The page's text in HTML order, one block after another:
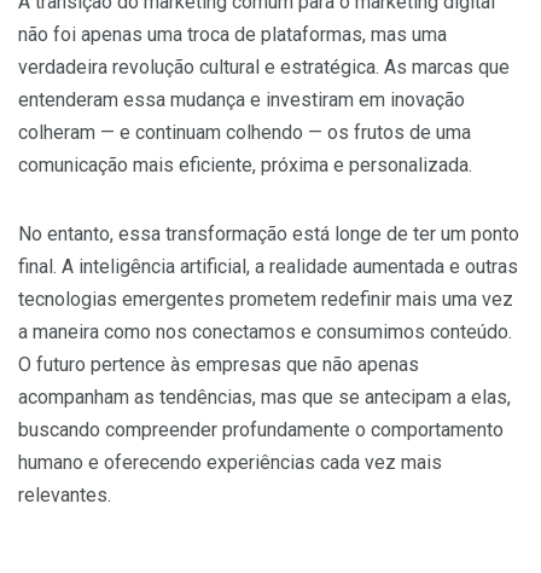
não foi apenas uma troca de plataformas, mas uma
verdadeira revolução cultural e estratégica. As marcas que
entenderam essa mudança e investiram em inovação
colheram — e continuam colhendo — os frutos de uma
comunicação mais eficiente, próxima e personalizada.
No entanto, essa transformação está longe de ter um ponto
final. A inteligência artificial, a realidade aumentada e outras
tecnologias emergentes prometem redefinir mais uma vez
a maneira como nos conectamos e consumimos conteúdo.
O futuro pertence às empresas que não apenas
acompanham as tendências, mas que se antecipam a elas,
buscando compreender profundamente o comportamento
humano e oferecendo experiências cada vez mais
relevantes.